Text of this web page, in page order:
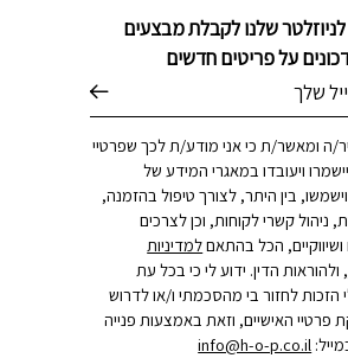
שלנו לקבלת מבצעים
על פריטים חדשים
ה ומאשר/ת כי אני מודע/ת לכך שפרטיי
ויעובדו במאגרי המידע של
בין היתר, לצורך טיפול בהזמנה,
ניהול קשרי לקוחות, וכן לצרכים
הכל בהתאםלמדיניות
, ולהוראות הדין. ידוע לי כי בכל עת
הזכות לחזור בי מהסכמתי ו/או לדרוש
פרטיי האישיים, וזאת באמצעות פנייה
info@h-o-p.co.il